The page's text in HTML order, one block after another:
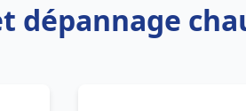
dépannage